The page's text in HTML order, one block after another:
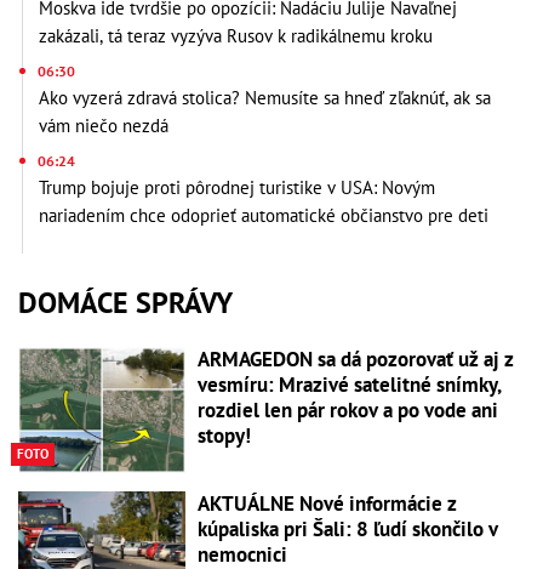
Moskva ide tvrdšie po opozícii: Nadáciu Julije Navaľnej
zakázali, tá teraz vyzýva Rusov k radikálnemu kroku
06:30
Ako vyzerá zdravá stolica? Nemusíte sa hneď zľaknúť, ak sa
vám niečo nezdá
06:24
Trump bojuje proti pôrodnej turistike v USA: Novým
nariadením chce odoprieť automatické občianstvo pre deti
DOMÁCE SPRÁVY
FOTO
ARMAGEDON sa dá pozorovať už aj z
vesmíru: Mrazivé satelitné snímky,
rozdiel len pár rokov a po vode ani
stopy!
AKTUÁLNE Nové informácie z
kúpaliska pri Šali: 8 ľudí skončilo v
nemocnici